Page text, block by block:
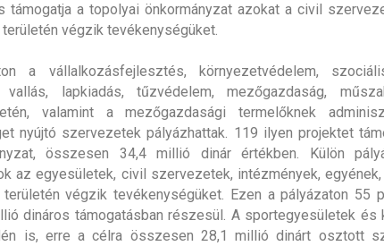
támogatja a topolyai önkormányzat azokat a civil
végzik tevékenységüket.
a vállalkozásfejlesztés, környezetvédelem,
vallás, lapkiadás, tűzvédelem, mezőgazdaság,
valamint a mezőgazdasági termelőknek
nyújtó szervezetek pályázhattak. 119 ilyen projektet
összesen 34,4 millió dinár értékben. Külön
az egyesületek, civil szervezetek, intézmények,
végzik tevékenységüket. Ezen a pályázaton 55
dináros támogatásban részesül. A sportegyesületek és
is, erre a célra összesen 28,1 millió dinárt osztott